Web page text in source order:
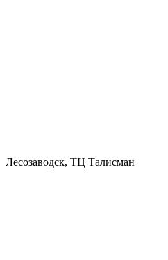
Лесозаводск, ТЦ Талисман